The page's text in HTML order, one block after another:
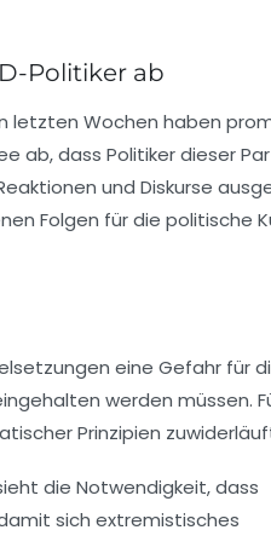
Politiker ab
letzten Wochen haben
ab, dass Politiker dieser
und Diskurse
Folgen für die politische
eine Gefahr für
werden müssen.
Prinzipien
die Notwendigkeit, dass
sich extremistisches